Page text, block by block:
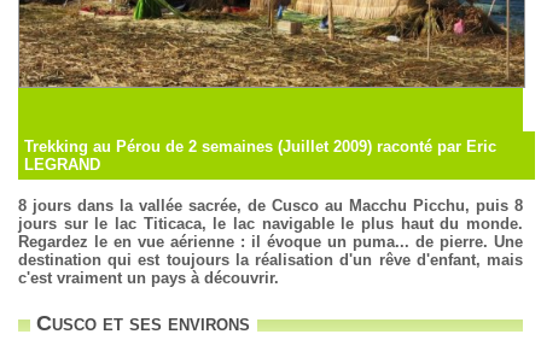
8 jours dans la vallée sacrée, de Cusco au Macchu Picchu, puis 8
jours sur le lac Titicaca, le lac navigable le plus haut du monde.
Regardez le en vue aérienne : il évoque un puma... de pierre. Une
destination qui est toujours la réalisation d'un rêve d'enfant, mais
c'est vraiment un pays à découvrir.
Trekking au Pérou de 2 semaines (Juillet 2009) raconté par Eric
LEGRAND
Cusco et ses environs